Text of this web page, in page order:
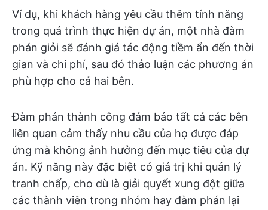
Ví dụ, khi khách hàng yêu cầu thêm tính năng
trong quá trình thực hiện dự án, một nhà đàm
phán giỏi sẽ đánh giá tác động tiềm ẩn đến thời
gian và chi phí, sau đó thảo luận các phương án
phù hợp cho cả hai bên.
Đàm phán thành công đảm bảo tất cả các bên
liên quan cảm thấy nhu cầu của họ được đáp
ứng mà không ảnh hưởng đến mục tiêu của dự
án. Kỹ năng này đặc biệt có giá trị khi quản lý
tranh chấp, cho dù là giải quyết xung đột giữa
các thành viên trong nhóm hay đàm phán lại